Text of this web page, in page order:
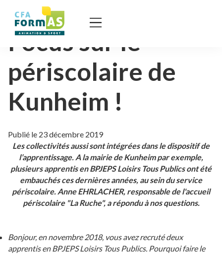
Focus sur le
périscolaire de
Kunheim !
Publié le 23 décembre 2019
Les collectivités aussi sont intégrées dans le dispositif de
l’apprentissage. A la mairie de Kunheim par exemple,
plusieurs apprentis en BPJEPS Loisirs Tous Publics ont été
embauchés ces dernières années, au sein du service
périscolaire. Anne EHRLACHER, responsable de l'accueil
périscolaire "La Ruche", a répondu à nos questions.
Bonjour, en novembre 2018, vous avez recruté deux
apprentis en BPJEPS Loisirs Tous Publics. Pourquoi faire le